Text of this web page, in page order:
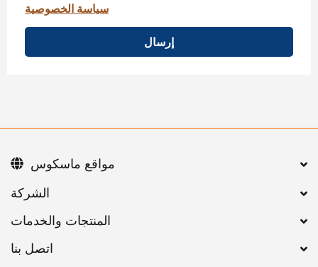
سياسة الخصوصية
إرسال
اتصل بنا
مواقع ماسكوس